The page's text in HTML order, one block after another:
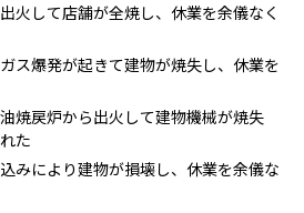
火して店舗が全焼し、休業を余儀なく
ス爆発が起きて建物が焼失し、休業を
焼戻炉から出火して建物機械が焼失
た
みにより建物が損壊し、休業を余儀な